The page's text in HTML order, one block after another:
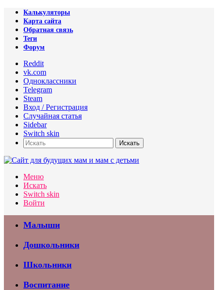
Калькуляторы
Карта сайта
Обратная связь
Теги
Форум
Reddit
vk.com
Одноклассники
Telegram
Steam
Вход / Регистрация
Случайная статья
Sidebar
Switch skin
Искать
Меню
Искать
Switch skin
Войти
Малыши
Дошкольники
Школьники
Воспитание